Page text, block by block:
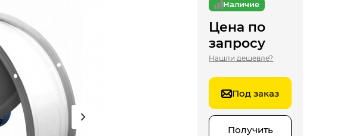
Наличие
Цена по
запросу
Нашли дешевле?
Под заказ
Получить